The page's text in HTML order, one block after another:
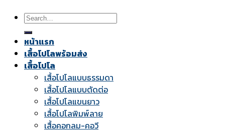
Search
for:
หน้าแรก
เสื้อโปโลพร้อมส่ง
เสื้อโปโล
เสื้อโปโลแบบธรรมดา
เสื้อโปโลแบบตัดต่อ
เสื้อโปโลแขนยาว
เสื้อโปโลพิมพ์ลาย
เสื้อคอกลม-คอวี